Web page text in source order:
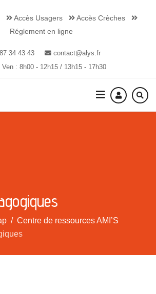
Accès Usagers
Accès Crèches
Réglement en ligne
34 43 43
contact@alys.fr
Ven : 8h00 - 12h15 / 13h15 - 17h30
Centre de ressources AMI’S